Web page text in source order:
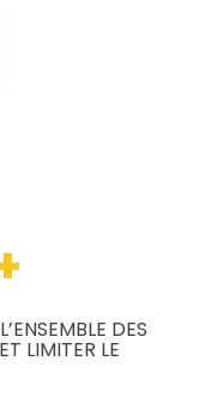
DES
LIMITER LE